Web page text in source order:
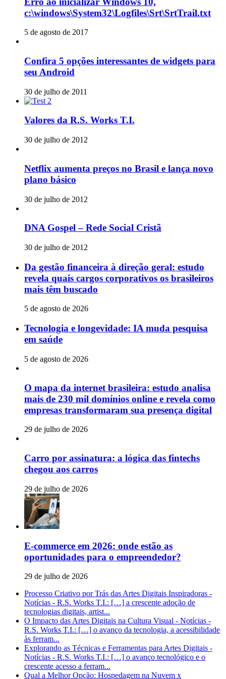
c:\windows\System32\Logfiles\Srt\SrtTrail.txt
5 de agosto de 2017
Confira 5 opções interessantes de widgets para
seu Android
30 de julho de 2011
Valores da R.S. Works T.I.
30 de julho de 2012
Netflix aumenta preços no Brasil e lança novo
plano básico
30 de julho de 2012
DNA Gospel – Rede Social Cristã
30 de julho de 2012
Da gestão financeira à direção geral: estudo
revela quais cargos corporativos os brasileiros
mais têm buscado
5 de agosto de 2026
Tecnologia e longevidade: IA muda pesquisa
em saúde
5 de agosto de 2026
O mapa da internet brasileira: estudo analisa
mais de 230 mil domínios online e revela como
empresas transformaram sua presença digital
29 de julho de 2026
Carro por assinatura: a lógica das fintechs
chegou aos carros
29 de julho de 2026
E-commerce em 2026: onde estão as
oportunidades para o empreendedor?
29 de julho de 2026
Processo Criativo por Trás das Artes Digitais Inspiradoras -
Notícias - R.S. Works T.I.: […] a crescente adoção de
tecnologias digitais, artist...
O Impacto das Artes Digitais na Cultura Visual - Notícias -
R.S. Works T.I.: […] o avanço da tecnologia, a acessibilidade
às ferram...
Explorando as Técnicas e Ferramentas para Artes Digitais -
Notícias - R.S. Works T.I.: […] o avanço tecnológico e o
crescente acesso a ferram...
Qual a Melhor Opção: Hospedagem na Nuvem x